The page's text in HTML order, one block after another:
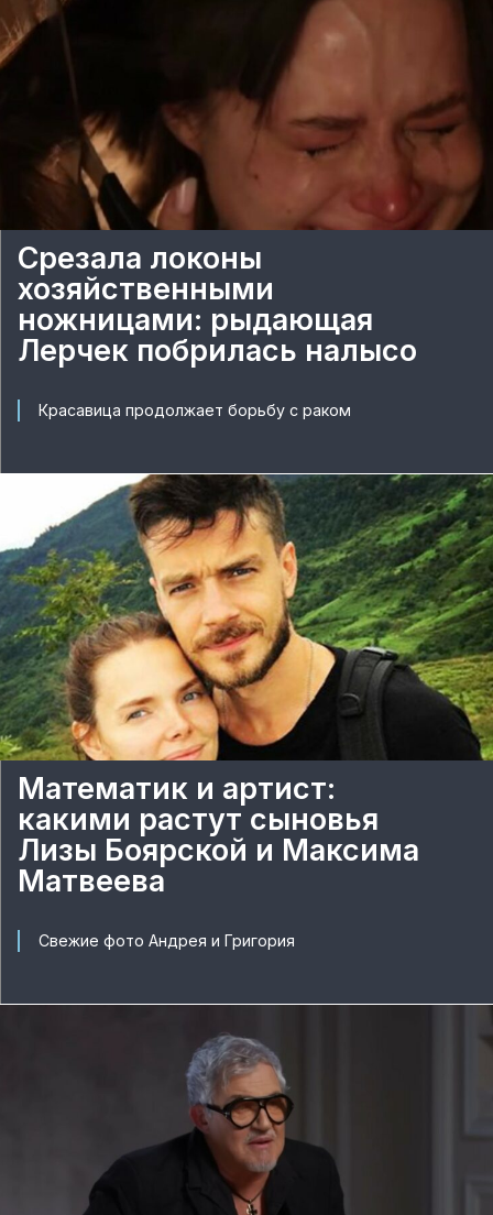
Срезала локоны
хозяйственными
ножницами: рыдающая
Лерчек побрилась налысо
Красавица продолжает борьбу с раком
Математик и артист:
какими растут сыновья
Лизы Боярской и Максима
Матвеева
Свежие фото Андрея и Григория